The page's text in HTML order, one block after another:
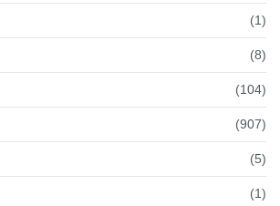
(1)
(8)
(104)
(907)
(5)
(1)